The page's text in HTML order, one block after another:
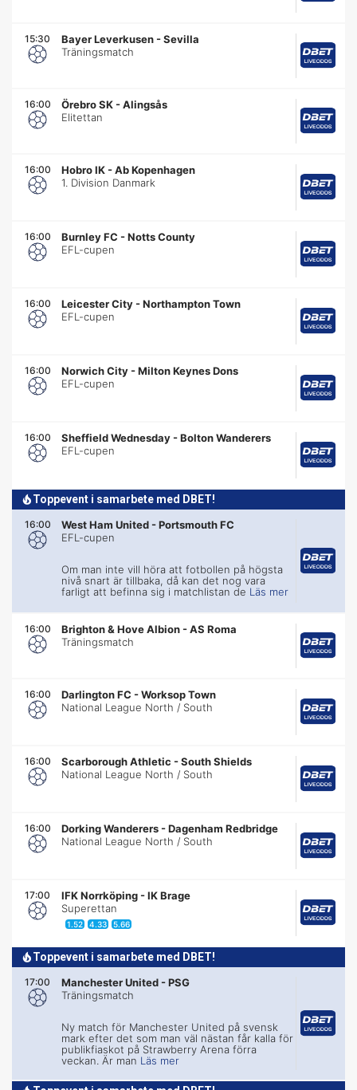
15:30 Bayer Leverkusen -Sevilla
Träningsmatch
16:00 Örebro SK -Alingsås
Elitettan
16:00 Hobro IK -Ab Kopenhagen
1. Division Danmark
16:00 Burnley FC -Notts County
EFL-cupen
16:00 Leicester City -Northampton Town
EFL-cupen
16:00 Norwich City -Milton Keynes Dons
EFL-cupen
16:00 Sheffield Wednesday -Bolton Wanderers
EFL-cupen
Toppevent i samarbete med DBET!
16:00 West Ham United -Portsmouth FC
EFL-cupen
Om man inte vill höra att fotbollen på högsta
nivå snart är tillbaka, då kan det nog vara
farligt att befinna sig i matchlistan de Läs mer
16:00 Brighton & Hove Albion -AS Roma
Träningsmatch
16:00 Darlington FC -Worksop Town
National League North / South
16:00 Scarborough Athletic -South Shields
National League North / South
16:00 Dorking Wanderers -Dagenham Redbridge
National League North / South
17:00 IFK Norrköping -IK Brage
Superettan
1.52 4.33 5.66
Toppevent i samarbete med DBET!
17:00 Manchester United -PSG
Träningsmatch
Ny match för Manchester United på svensk
mark efter det som man väl nästan får kalla för
publikfiaskot på Strawberry Arena förra
veckan. Är man Läs mer